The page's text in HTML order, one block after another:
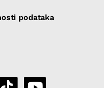
podataka